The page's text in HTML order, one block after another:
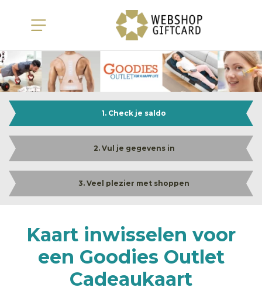
1. Check je saldo
2. Vul je gegevens in
3. Veel plezier met shoppen
Kaart inwisselen voor
een Goodies Outlet
Cadeaukaart